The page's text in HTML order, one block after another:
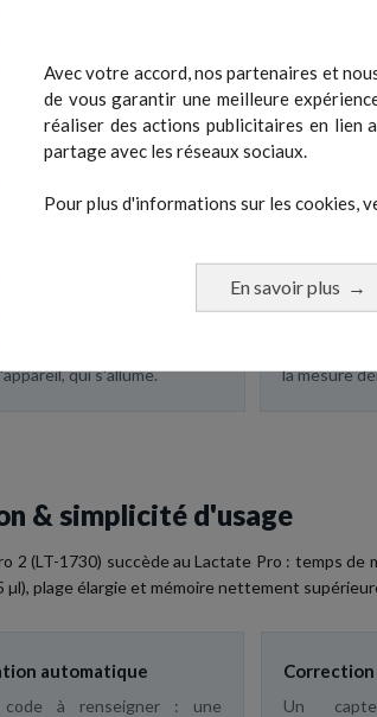
Avec votre accord, nos partenaires et
de vous garantir une meilleure
réaliser des actions publicitaires en lien
partage avec les réseaux sociaux.
Pour plus d'informations sur les cookies,
En savoir plus →
× 12 mm pour ~50 g, avec étui de rangement
une poche et suit l'athlète partout.
en trois étapes
la bandelette
est emballée
: sortez-la et placez-
qui s'allume.
ou le lobe
la mesure
& simplicité d'usage
2 (LT-1730) succède au Lactate Pro : temps
µl), plage élargie et mémoire nettement
automatique
code à renseigner : une
Un